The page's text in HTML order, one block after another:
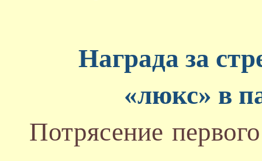
Награда за
«люкс» в
Потрясение